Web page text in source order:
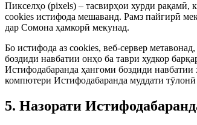
Пикселҳо (pixels) – тасвирҳои хурди рақамӣ,
cookies истифода мешаванд. Рамз пайгирӣ
дар Сомона ҳамкорӣ мекунад.
Бо истифода аз cookies, веб-сервер
боздиди навбатии онҳо ба таври худкор
Истифодабаранда ҳангоми боздиди
компютери Истифодабаранда муддати тӯлонӣ
5. Назорати